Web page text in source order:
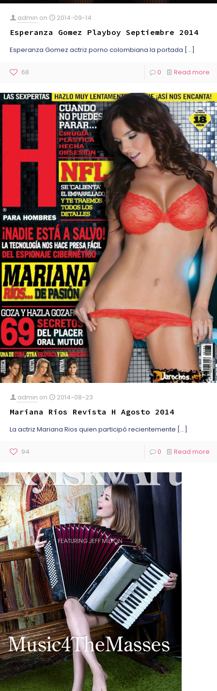
admin on 2014-09-14
Esperanza Gomez Playboy Septiembre 2014
Esperanza Gomez actriz porno colombiana la portada […]
68 0 Read more
admin on 2014-08-23
Mariana Rios Revista H Agosto 2014
La actriz Mariana Rios quien participó recientemente […]
94 0 Read more